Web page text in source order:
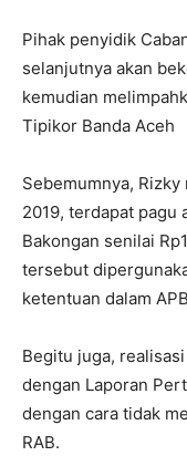
Pihak penyidik
selanjutnya akan
kemudian
Tipikor Banda Aceh
Sebemumnya,
2019, terdapat pagu
Bakongan senilai
tersebut
ketentuan dalam
Begitu juga,
dengan Laporan
dengan cara tidak
RAB.